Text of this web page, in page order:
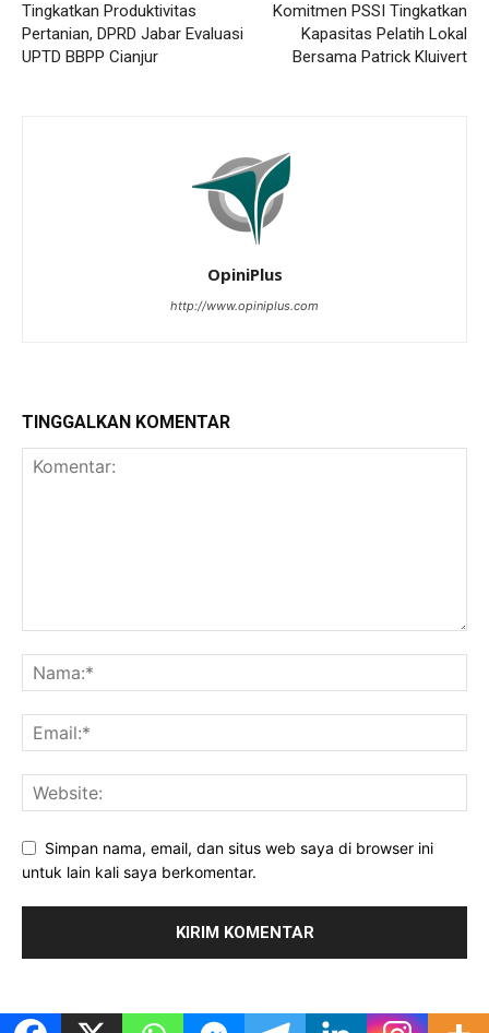
Tingkatkan Produktivitas
Pertanian, DPRD Jabar Evaluasi
UPTD BBPP Cianjur
Komitmen PSSI Tingkatkan
Kapasitas Pelatih Lokal
Bersama Patrick Kluivert
OpiniPlus
http://www.opiniplus.com
TINGGALKAN KOMENTAR
Simpan nama, email, dan situs web saya di browser ini
untuk lain kali saya berkomentar.